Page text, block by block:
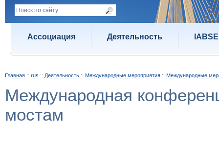
Ассоциация Деятельность IABSE
Главная :: rus :: Деятельность :: Международные мероприятия :: Международные
Международная
мостам